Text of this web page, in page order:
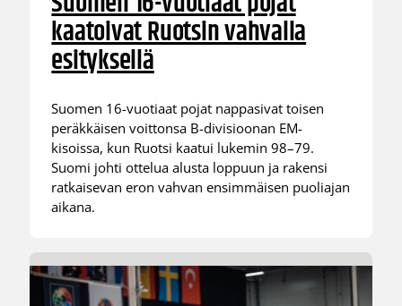
kaatoivat Ruotsin vahvalla
esityksellä
Suomen 16-vuotiaat pojat nappasivat toisen
peräkkäisen voittonsa B-divisioonan EM-
kisoissa, kun Ruotsi kaatui lukemin 98–79.
Suomi johti ottelua alusta loppuun ja rakensi
ratkaisevan eron vahvan ensimmäisen puoliajan
aikana.